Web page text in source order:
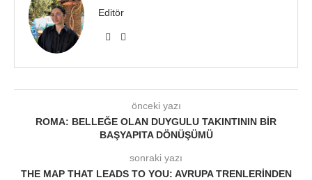
Editör
önceki yazı
ROMA: BELLEĞE OLAN DUYGULU TAKINTININ BIR
BAŞYAPITA DÖNÜŞÜMÜ
sonraki yazı
THE MAP THAT LEADS TO YOU: AVRUPA TRENLERINDEN